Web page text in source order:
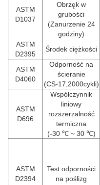
ASTM
D1037
Obrzęk w
grubości
(Zanurzenie 24
godziny)
ASTM
D2395
Środek ciężkości
ASTM
D4060
Odporność na
ścieranie
(CS-17,2000cykli)
ASTM
D696
Współczynnik
liniowy
rozszerzalność
termiczna
(-30 ℃ ~ 30 ℃)
ASTM
D2394
Test odporności
na poślizg